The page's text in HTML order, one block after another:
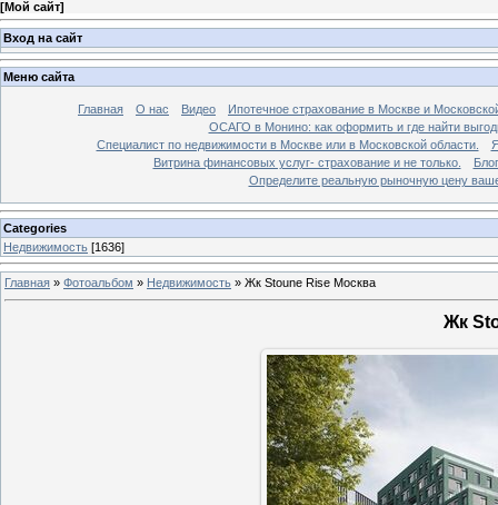
[Мой сайт]
Вход на сайт
Меню сайта
Главная О нас Видео
Ипотечное страхование в Москве и
ОСАГО в Монино: как оформить и где найти
Специалист по недвижимости в Москве или в Московской области.
Витрина финансовых услуг- страхование и не только.
Блог
Определите реальную рыночную цену
Categories
Недвижимость [1636]
Главная » Фотоальбом » Недвижимость » Жк Stoune Rise Москва
Жк